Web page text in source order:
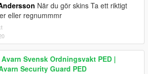
När du gör skins Ta ett riktigt
eller regnummmr
Avarn Svensk Ordningsvakt PED |
Security Guard PED